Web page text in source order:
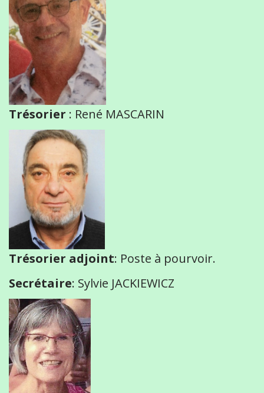
Trésorier : René MASCARIN
Trésorier adjoint: Poste à pourvoir.
Secrétaire: Sylvie JACKIEWICZ